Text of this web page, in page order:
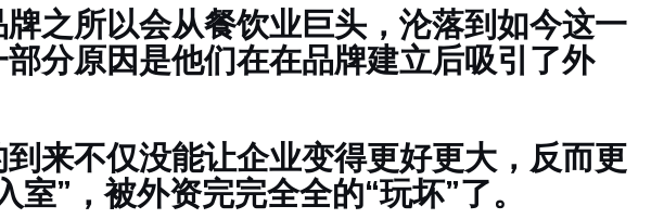
之所以会从餐饮业巨头，沦落到如今这一
分原因是他们在在品牌建立后吸引了外
来不仅没能让企业变得更好更大，反而更
室”，被外资完完全全的“玩坏”了。